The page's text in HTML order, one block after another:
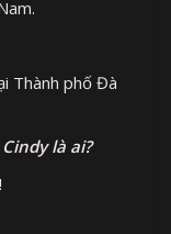
Thành phố Đà
Cindylà ai?